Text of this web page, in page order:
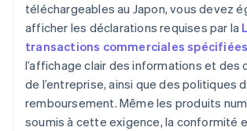
téléchargeables au Japon, vous devez
afficher les déclarations requises par la
transactions commerciales
l’affichage clair des informations et des
de l’entreprise, ainsi que des politiques
remboursement. Même les produits
soumis à cette exigence, la conformité